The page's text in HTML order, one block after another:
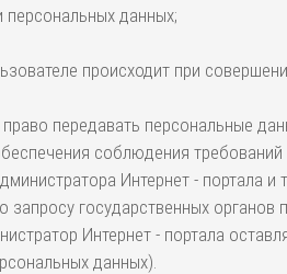
данных;
происходит при
передавать персональные
соблюдения
Интернет - портала и
государственных
Интернет - портала
данных).